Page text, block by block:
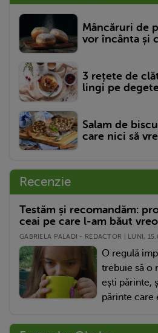
Mâncăruri de
vor încânta și
3 rețete de
lingi pe
Salam de
care nici să
Recenzie
Testăm și recomandăm:
ceai pe care l-am băut
GABRIELA PALADI - REDACTOR | LUNI,
O regulă
trebuie să o
ești părinte,
părinte care